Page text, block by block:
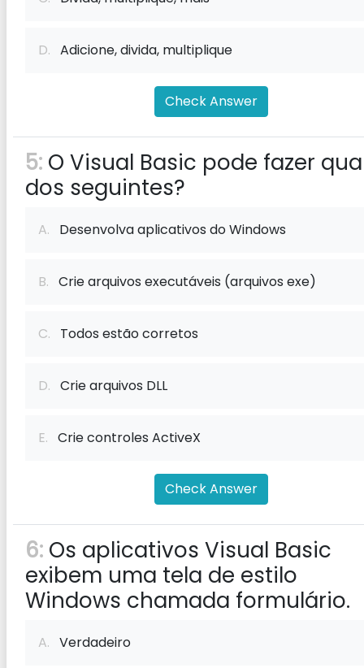
D. Adicione, divida, multiplique
Check Answer
5: O Visual Basic pode fazer
dos seguintes?
A. Desenvolva aplicativos do Windows
B. Crie arquivos executáveis ​​(arquivos exe)
C. Todos estão corretos
D. Crie arquivos DLL
E. Crie controles ActiveX
Check Answer
6: Os aplicativos Visual Basic
exibem uma tela de estilo
Windows chamada formulário.
A. Verdadeiro